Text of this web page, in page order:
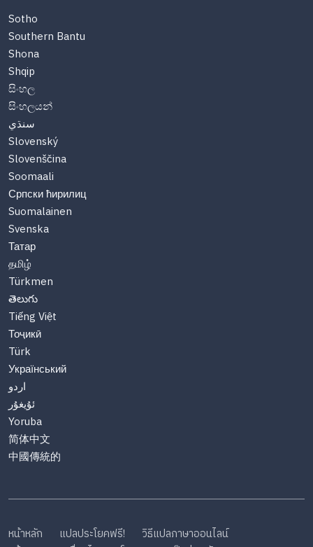
Sotho
Southern Bantu
Shona
Shqip
සිංහල
සිංහලයන්
سنڌي
Slovenský
Slovenščina
Soomaali
Српски ћирилиц
Suomalainen
Svenska
Татар
தமிழ்
Türkmen
తెలుగు
Tiếng Việt
Тоҷикӣ
Türk
Український
اردو
ئۇيغۇر
Yoruba
简体中文
中國傳統的
หน้าหลัก แปลประโยคฟรี!
วิธีแปลภาษาออนไลน์